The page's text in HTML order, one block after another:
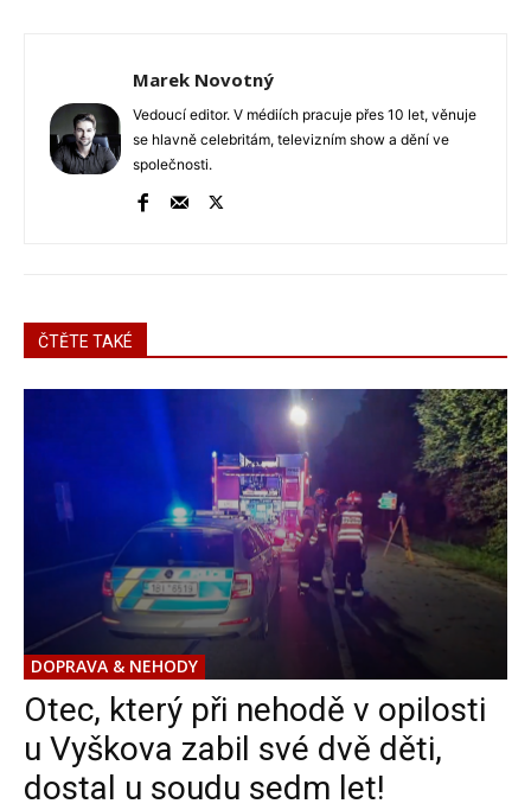
Marek Novotný
Vedoucí editor. V médiích pracuje přes 10 let, věnuje
se hlavně celebritám, televizním show a dění ve
společnosti.
ČTĚTE TAKÉ
DOPRAVA & NEHODY
Otec, který při nehodě v opilosti
u Vyškova zabil své dvě děti,
dostal u soudu sedm let!